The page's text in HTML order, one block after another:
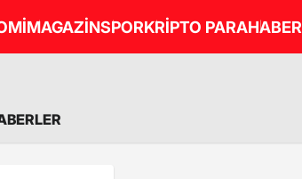
MAGAZİNSPORKRİPTO PARAHABER